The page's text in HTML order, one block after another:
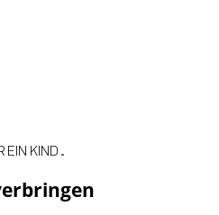
KIND ...